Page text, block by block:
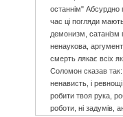
останнім" Абсурдно
час ці погляди
демонизм, сатанізм
ненаукова,
смерть лякає всіх
Соломон сказав
ненависть, і
робити твоя рука,
роботи, ні задумів,